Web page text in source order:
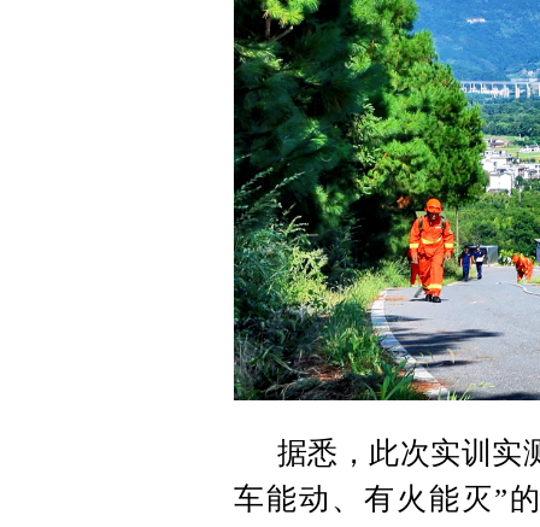
据悉，此次实训实
车能动、有火能灭”